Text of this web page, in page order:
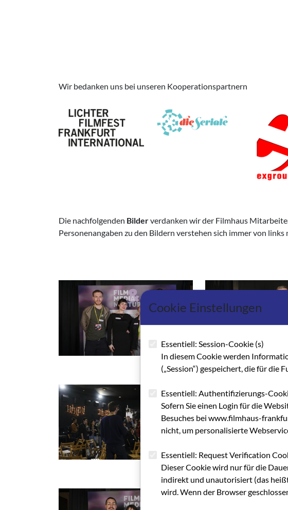
Wir bedanken uns bei unseren Kooperationspartnern
Die nachfolgenden Bilderverdanken wir der Filmhaus
Personenangaben zu den Bildern verstehen sich immer von
Cookie Einstellungen
Essentiell: Session-Cookie (s)
In diesem Cookie werden
(„Session“) gespeichert, die für
Essentiell: Authentifizierungs-
Sofern Sie einen Login für die
Besuches bei www.filmhaus-
nicht, um personalisierte
Essentiell: Request Verification
Dieser Cookie wird nur für die
indirekt und unautorisiert (das
wird. Wenn der Browser